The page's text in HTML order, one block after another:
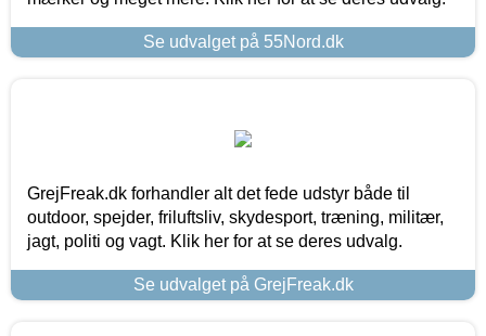
Se udvalget på 55Nord.dk
GrejFreak.dk forhandler alt det fede udstyr både til
outdoor, spejder, friluftsliv, skydesport, træning, militær,
jagt, politi og vagt. Klik her for at se deres udvalg.
Se udvalget på GrejFreak.dk